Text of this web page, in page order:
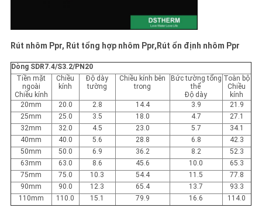
Rút nhôm Ppr, Rút tổng hợp nhôm Ppr,Rút ổn định nhôm Ppr
Dòng SDR7.4/S3.2/PN20
Tiền mặt
ngoài
Chiều kính
Chiều
kính
Độ dày
tường
Chiều kính bên
trong
Bức tường tổng
thể
Độ dày
Toàn bộ
Chiều
kính
20mm
20.0 2.8 14.4 3.9
21.9
25mm
25.0 3.5 18.0 4.7
27.1
32mm
32.0 4.5 23.0 5.7
34.1
40mm
40.0 5.6 28.8 6.8
42.3
50mm
50.0 6.9 36.2 8.2
52.3
63mm
63.0 8.6 45.6 10.0
65.3
75mm
75.0 10.3 54.4 11.5
77.8
90mm
90.0 12.3 65.4 13.7
93.3
110mm
110.0 15.1 79.9 16.6 114.0